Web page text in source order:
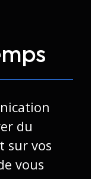
du
sur vos
vous